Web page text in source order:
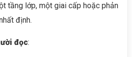
tầng lớp, một giai cấp hoặc phản
định.
đọc: